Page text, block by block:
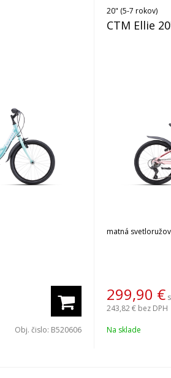
Obj. čislo: B520606
20" (5-7 rokov)
CTM Ellie
matná
299,90 €
243,82 € bez DPH
Na sklade